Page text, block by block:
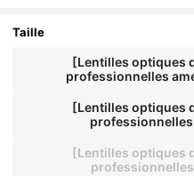
Taille
[Lentilles optiques
professionnelles
[Lentilles optiques
[Lentilles optiques